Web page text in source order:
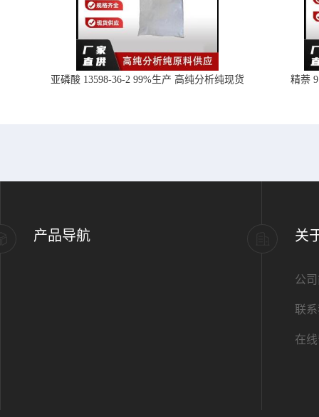
亚磷酸 13598-36-2 99%生产 高纯分析纯现货 精萘
产品导航 关
公
联
在